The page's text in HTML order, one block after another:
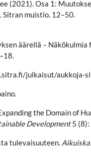
(2021). Osa 1:
muistio. 12–50.
äärellä –
julkaisut/aukkoja-
the Domain of
Development5 (8):
tulevaisuuteen.